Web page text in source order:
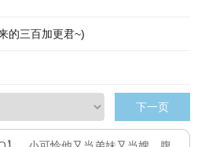
的三百加更君~)
下一页